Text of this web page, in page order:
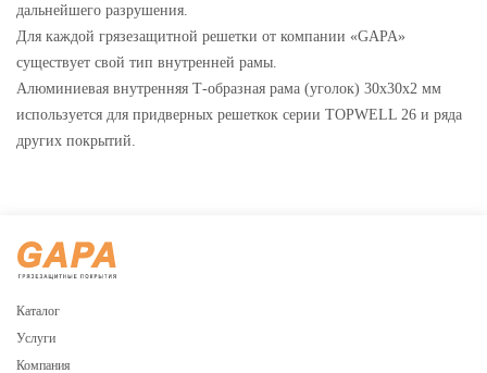
дальнейшего разрушения.
Для каждой грязезащитной решетки от компании «GAPA»
существует свой тип внутренней рамы.
Алюминиевая внутренняя Т-образная рама (уголок) 30х30х2 мм
используется для придверных решеткок серии TOPWELL 26 и ряда
других покрытий.
Каталог
Услуги
Компания